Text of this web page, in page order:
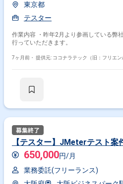
東京都
テスター
作業内容 ・昨年2月より参画している弊
行っていただきます。
7ヶ月前・ 提供元: ココナラテック（旧：フリエン
【テスター】JMeterテスト案
650,000円/月
業務委託(フリーランス)